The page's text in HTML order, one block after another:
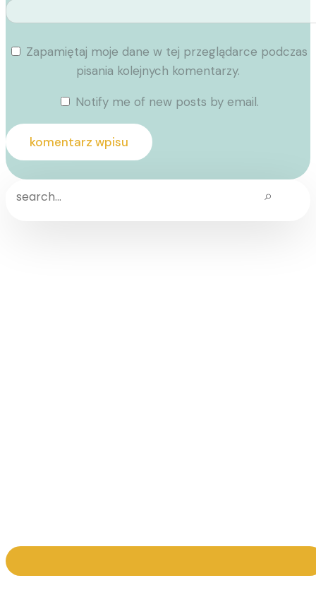
Zapamiętaj moje dane w tej przeglądarce podczas
pisania kolejnych komentarzy.
Notify me of new posts by email.